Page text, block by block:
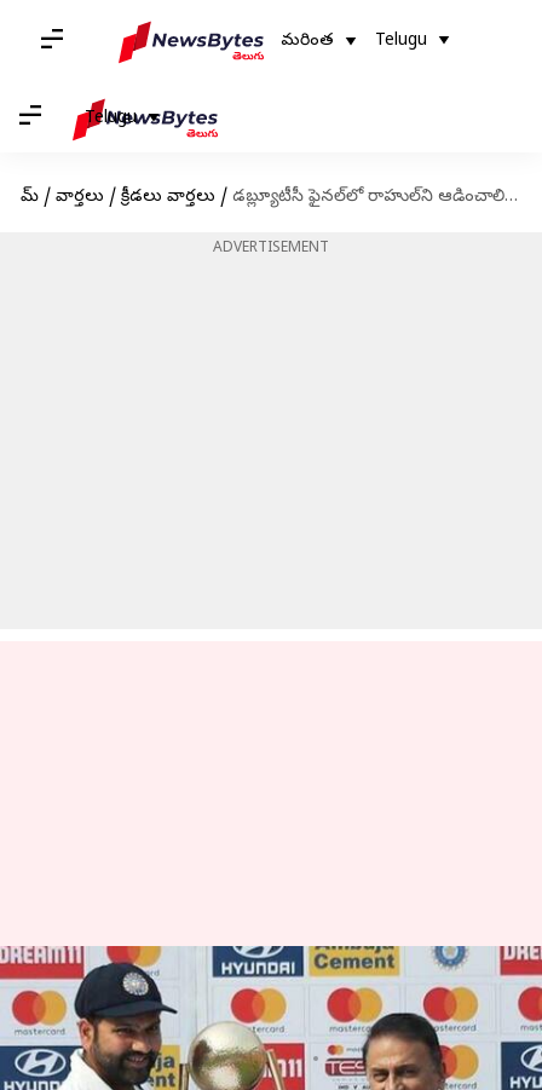
మరింత Telugu
Telugu
హోమ్ / వార్తలు / క్రీడలు వార్తలు / డబ్ల్యూటీసీ ఫైనల్‌లో రాహుల్‌ని ఆడించాలి : గవాస్కర్
ADVERTISEMENT
డబ్ల్యూటీసీ ఫైనల్‌లో రాహుల్‌ని
ఆడించాలి : గవాస్కర్
వ్రాసిన వారు Jayachandra Akuri Mar 14, 2023 04:30 pm